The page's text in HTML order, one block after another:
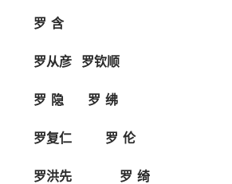
罗 含
罗从彦 罗钦顺
罗 隐 罗 绋
罗复仁 罗 伦
罗洪先 罗 绮